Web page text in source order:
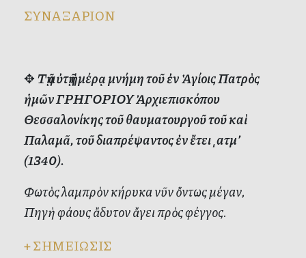
ΣΥΝΑΞΑΡΙΟΝ
✥Τῇ αὐτῇ ἡμέρᾳ μνήμη τοῦ ἐν Ἁγίοις Πατρὸς
ἡμῶν ΓΡΗΓΟΡΙΟΥ Ἀρχιεπισκόπου
Θεσσαλονίκης τοῦ θαυματουργοῦ τοῦ καὶ
Παλαμᾶ, τοῦ διαπρέψαντος ἐν ἔτει ͵ατμ’
(1340).
Φωτὸς λαμπρὸν κήρυκα νῦν ὄντως μέγαν,
Πηγὴ φάους ἄδυτον ἄγει πρὸς φέγγος.
+ΣΗΜΕΙΩΣΙΣ